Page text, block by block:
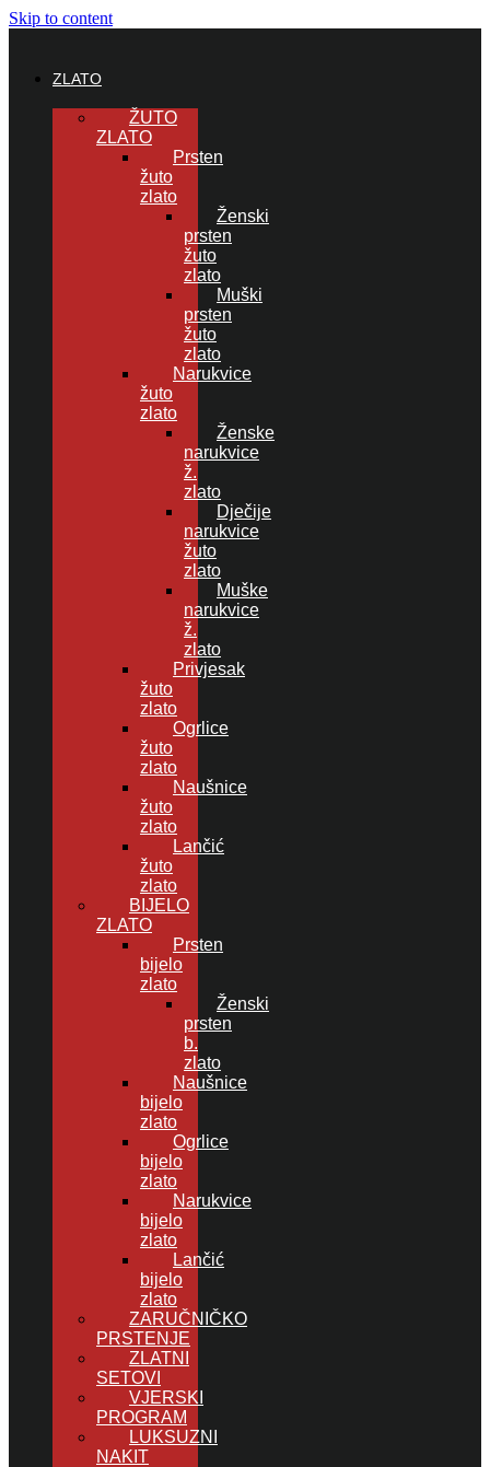
Skip to content
ZLATO
ŽUTO
ZLATO
Prsten
žuto
zlato
Ženski
prsten
žuto
zlato
Muški
prsten
žuto
zlato
Narukvice
žuto
zlato
Ženske
narukvice
ž.
zlato
Dječije
narukvice
žuto
zlato
Muške
narukvice
ž.
zlato
Privjesak
žuto
zlato
Ogrlice
žuto
zlato
Naušnice
žuto
zlato
Lančić
žuto
zlato
BIJELO
ZLATO
Prsten
bijelo
zlato
Ženski
prsten
b.
zlato
Naušnice
bijelo
zlato
Ogrlice
bijelo
zlato
Narukvice
bijelo
zlato
Lančić
bijelo
zlato
ZARUČNIČKO
PRSTENJE
ZLATNI
SETOVI
VJERSKI
PROGRAM
LUKSUZNI
NAKIT